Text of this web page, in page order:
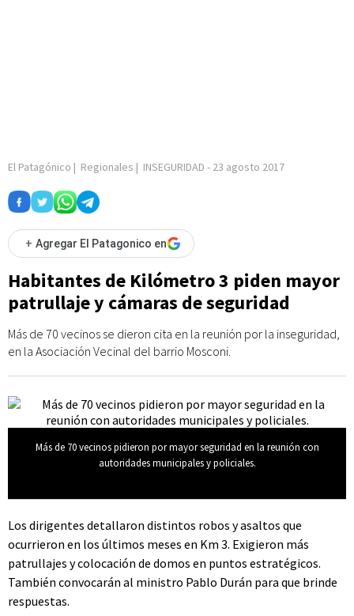
El Patagónico | Regionales | INSEGURIDAD - 23 agosto 2017
+ Agregar El Patagonico en
Habitantes de Kilómetro 3 piden mayor
patrullaje y cámaras de seguridad
Más de 70 vecinos se dieron cita en la reunión por la inseguridad,
en la Asociación Vecinal del barrio Mosconi.
Más de 70 vecinos pidieron por mayor seguridad en la reunión con
autoridades municipales y policiales.
Los dirigentes detallaron distintos robos y asaltos que
ocurrieron en los últimos meses en Km 3. Exigieron más
patrullajes y colocación de domos en puntos estratégicos.
También convocarán al ministro Pablo Durán para que brinde
respuestas.